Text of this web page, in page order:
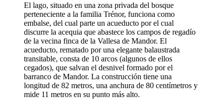
El lago, situado en una zona privada del bosque
perteneciente a la familia Trénor, funciona como
embalse, del cual parte un acueducto por el cual
discurre la acequia que abastece los campos de regadío
de la vecina finca de la Vallesa de Mandor. El
acueducto, rematado por una elegante balaustrada
transitable, consta de 10 arcos (algunos de ellos
cegados), que salvan el desnivel formado por el
barranco de Mandor. La construcción tiene una
longitud de 82 metros, una anchura de 80 centímetros y
mide 11 metros en su punto más alto.